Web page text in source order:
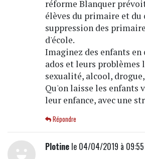
réforme Blanquer
élèves du primaire et du
suppression des
d'école.
Imaginez des enfants en
ados et leurs problèmes
sexualité, alcool,
Qu'on laisse les enfants
leur enfance, avec une
Répondre
Plotinele 04/04/2019 à 09:55